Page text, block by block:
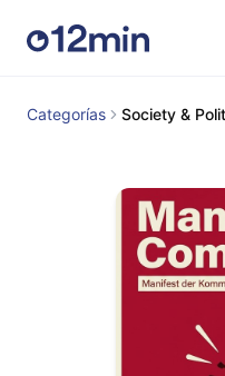
Categorías Society &